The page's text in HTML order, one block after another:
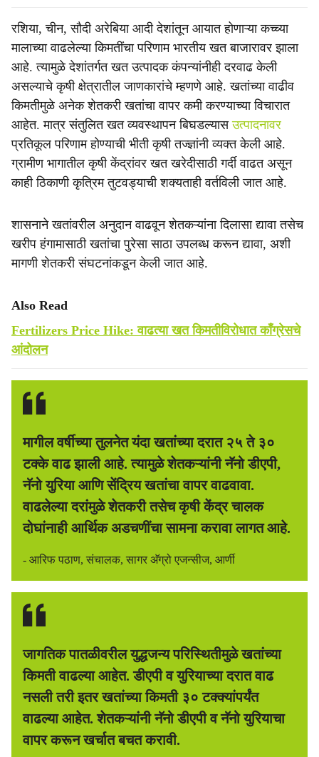
रशिया, चीन, सौदी अरेबिया आदी देशांतून आयात होणाऱ्या कच्च्या
मालाच्या वाढलेल्या किमतींचा परिणाम भारतीय खत बाजारावर झाला
आहे. त्यामुळे देशांतर्गत खत उत्पादक कंपन्यांनीही दरवाढ केली
असल्याचे कृषी क्षेत्रातील जाणकारांचे म्हणणे आहे. खतांच्या वाढीव
किमतीमुळे अनेक शेतकरी खतांचा वापर कमी करण्याच्या विचारात
आहेत. मात्र संतुलित खत व्यवस्थापन बिघडल्यासउत्पादनावर
प्रतिकूल परिणाम होण्याची भीती कृषी तज्ज्ञांनी व्यक्त केली आहे.
ग्रामीण भागातील कृषी केंद्रांवर खत खरेदीसाठी गर्दी वाढत असून
काही ठिकाणी कृत्रिम तुटवड्याची शक्यताही वर्तविली जात आहे.
शासनाने खतांवरील अनुदान वाढवून शेतकऱ्यांना दिलासा द्यावा तसेच
खरीप हंगामासाठी खतांचा पुरेसा साठा उपलब्ध करून द्यावा, अशी
मागणी शेतकरी संघटनांकडून केली जात आहे.
Also Read
Fertilizers Price Hike: वाढत्या खत किमतीविरोधात काँग्रेसचे
आंदोलन
मागील वर्षीच्या तुलनेत यंदा खतांच्या दरात २५ ते ३०
टक्के वाढ झाली आहे. त्यामुळे शेतकऱ्यांनी नॅनो डीएपी,
नॅनो युरिया आणि सेंद्रिय खतांचा वापर वाढवावा.
वाढलेल्या दरांमुळे शेतकरी तसेच कृषी केंद्र चालक
दोघांनाही आर्थिक अडचणींचा सामना करावा लागत आहे.
- आरिफ पठाण, संचालक, सागर अ‍ॅग्रो एजन्सीज, आर्णी
जागतिक पातळीवरील युद्धजन्य परिस्थितीमुळे खतांच्या
किमती वाढल्या आहेत. डीएपी व युरियाच्या दरात वाढ
नसली तरी इतर खतांच्या किमती ३० टक्क्यांपर्यंत
वाढल्या आहेत. शेतकऱ्यांनी नॅनो डीएपी व नॅनो युरियाचा
वापर करून खर्चात बचत करावी.